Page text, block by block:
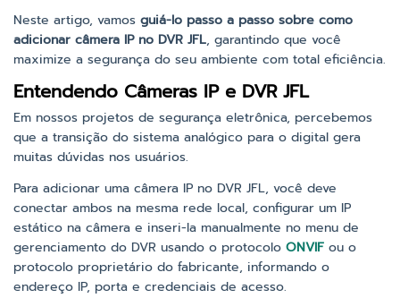
Neste artigo, vamos guiá-lo passo a passo sobre como
adicionar câmera IP no DVR JFL, garantindo que você
maximize a segurança do seu ambiente com total eficiência.
Entendendo Câmeras IP e DVR JFL
Em nossos projetos de segurança eletrônica, percebemos
que a transição do sistema analógico para o digital gera
muitas dúvidas nos usuários.
Para adicionar uma câmera IP no DVR JFL, você deve
conectar ambos na mesma rede local, configurar um IP
estático na câmera e inseri-la manualmente no menu de
gerenciamento do DVR usando o protocolo ONVIF ou o
protocolo proprietário do fabricante, informando o
endereço IP, porta e credenciais de acesso.